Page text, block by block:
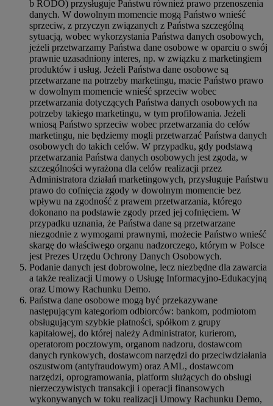
b RODO) przysługuje Państwu również prawo przenoszenia
danych. W dowolnym momencie mogą Państwo wnieść
sprzeciw, z przyczyn związanych z Państwa szczególną
sytuacją, wobec wykorzystania Państwa danych osobowych,
jeżeli przetwarzamy Państwa dane osobowe w oparciu o swój
prawnie uzasadniony interes, np. w związku z marketingiem
produktów i usług. Jeżeli Państwa dane osobowe są
przetwarzane na potrzeby marketingu, macie Państwo prawo
w dowolnym momencie wnieść sprzeciw wobec
przetwarzania dotyczących Państwa danych osobowych na
potrzeby takiego marketingu, w tym profilowania. Jeżeli
wniosą Państwo sprzeciw wobec przetwarzania do celów
marketingu, nie będziemy mogli przetwarzać Państwa danych
osobowych do takich celów. W przypadku, gdy podstawą
przetwarzania Państwa danych osobowych jest zgoda, w
szczególności wyrażona dla celów realizacji przez
Administratora działań marketingowych, przysługuje Państwu
prawo do cofnięcia zgody w dowolnym momencie bez
wpływu na zgodność z prawem przetwarzania, którego
dokonano na podstawie zgody przed jej cofnięciem. W
przypadku uznania, że Państwa dane są przetwarzane
niezgodnie z wymogami prawnymi, możecie Państwo wnieść
skargę do właściwego organu nadzorczego, którym w Polsce
jest Prezes Urzędu Ochrony Danych Osobowych.
Podanie danych jest dobrowolne, lecz niezbędne dla zawarcia
a także realizacji Umowy o Usługę Informacyjno-Edukacyjną
oraz Umowy Rachunku Demo.
Państwa dane osobowe mogą być przekazywane
następującym kategoriom odbiorców: bankom, podmiotom
obsługującym szybkie płatności, spółkom z grupy
kapitałowej, do której należy Administrator, kurierom,
operatorom pocztowym, organom nadzoru, dostawcom
danych rynkowych, dostawcom narzędzi do przeciwdziałania
oszustwom (antyfraudowym) oraz AML, dostawcom
narzędzi, oprogramowania, platform służących do obsługi
nierzeczywistych transakcji i operacji finansowych
wykonywanych w toku realizacji Umowy Rachunku Demo,